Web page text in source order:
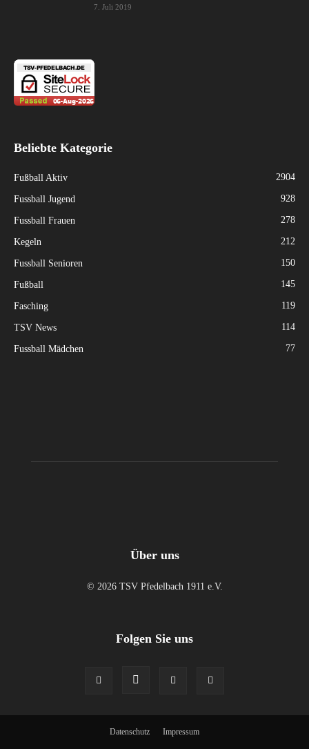
7. Juli 2019
Beliebte Kategorie
Fußball Aktiv 2904
Fussball Jugend 928
Fussball Frauen 278
Kegeln 212
Fussball Senioren 150
Fußball 145
Fasching 119
TSV News 114
Fussball Mädchen 77
Über uns
© 2026 TSV Pfedelbach 1911 e.V.
Folgen Sie uns
Datenschutz Impressum